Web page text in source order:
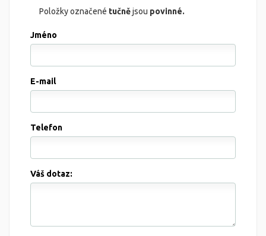
Položky označené tučnějsou povinné.
Jméno
E-mail
Telefon
Váš dotaz: